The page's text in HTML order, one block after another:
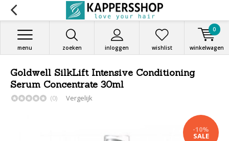
zoeken inloggen
menu wishlist winkelwagen
0
Goldwell SilkLift Intensive Conditioning
Serum Concentrate 30ml
(0) Vergelijk
-10%
SALE